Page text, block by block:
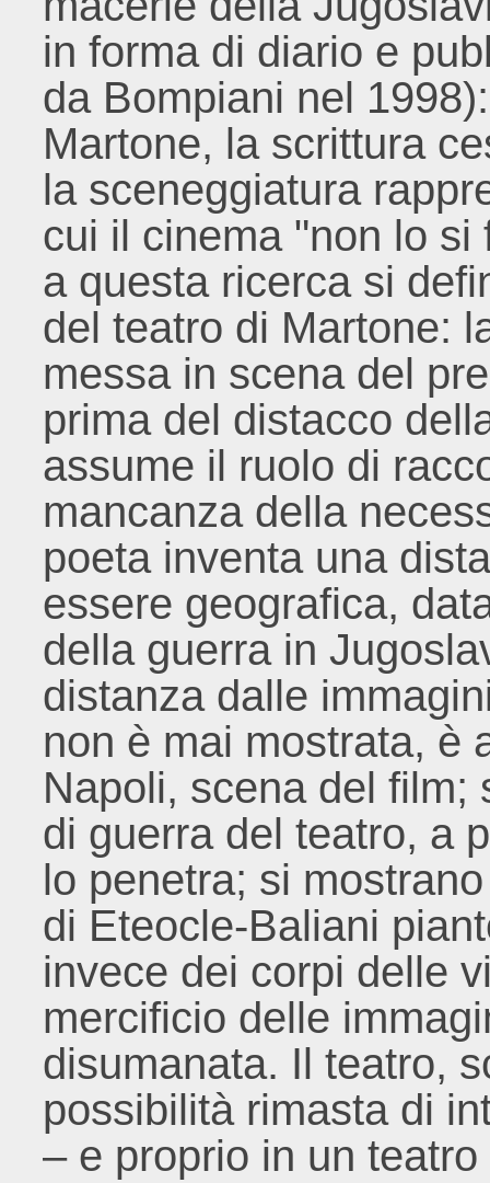
in forma di diario e
da Bompiani nel
Martone, la scrittura
la sceneggiatura
cui il cinema "non lo si
a questa ricerca si
del teatro di Martone:
messa in scena del
prima del distacco
assume il ruolo di
mancanza della
poeta inventa una
essere geografica,
della guerra in
distanza dalle
non è mai mostrata, è
Napoli, scena del film;
di guerra del teatro, a
lo penetra; si
di Eteocle-Baliani
invece dei corpi delle
mercificio delle
disumanata. Il teatro,
possibilità rimasta di
– e proprio in un